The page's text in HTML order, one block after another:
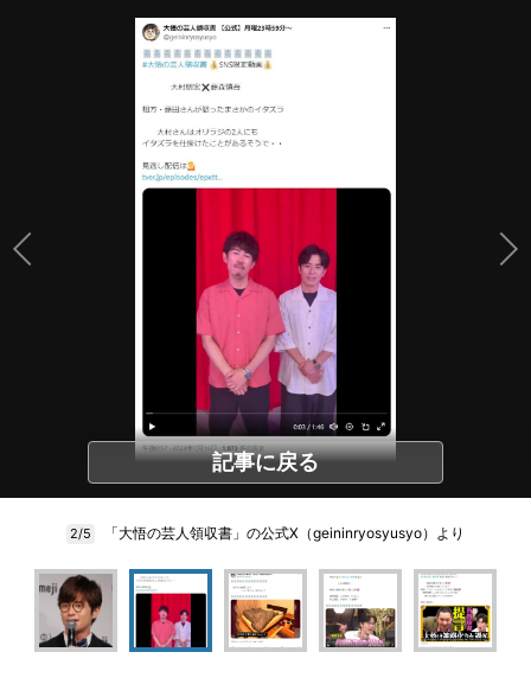
記事に戻る
2/5 「大悟の芸人領収書」の公式X（geininryosyusyo）より